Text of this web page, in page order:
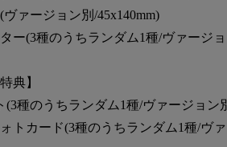
ヴァージョン別/45x140mm)
ー(3種のうちランダム1種/ヴァージ
典】
(3種のうちランダム1種/ヴァージョン
トカード(3種のうちランダム1種/ヴ